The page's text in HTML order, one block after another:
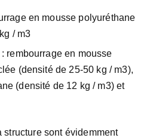
en mousse polyuréthane
/ m3
: rembourrage en mousse
(densité de 25-50 kg / m3),
(densité de 12 kg / m3) et
structure sont évidemment